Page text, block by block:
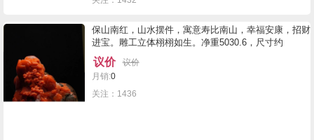
保山南红，山水摆件，寓意寿比南山，幸福安康，招财
进宝。雕工立体栩栩如生。净重5030.6，尺寸约
68*200*178mm，免费配送图中底座。9800不议价
议价
议价
月销:0
关注：1436